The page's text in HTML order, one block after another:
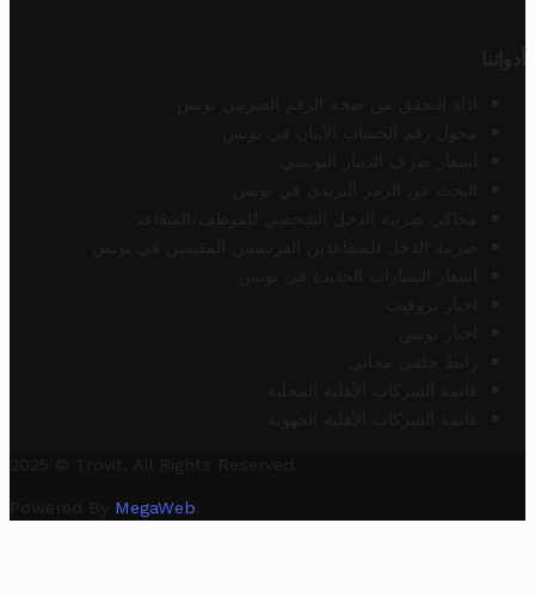
أدواتنا
أداة التحقق من صحة الرقم الضريبي تونس
محول رقم الحساب الآيبان في تونس
أسعار صرف الدينار التونسي
البحث عن الرمز البريدي في تونس
محاكي ضريبة الدخل الشخصي للموظف/المتقاعد
ضريبة الدخل للمتقاعدين الفرنسيين المقيمين في تونس
أسعار السيارات الجديدة في تونس
أخبار تروفيت
أخبار تونس
رابط خلفي مجاني
قائمة الشركات الأهلية المحلية
قائمة الشركات الأهلية الجهوية
2025 © Trovit. All Rights Reserved.
Powered By MegaWeb